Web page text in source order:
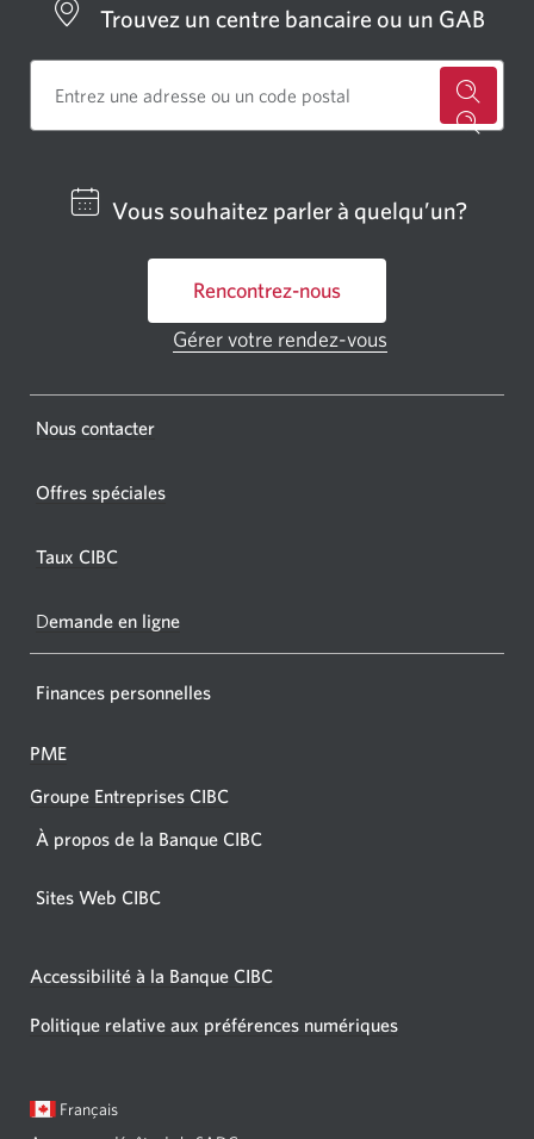
Trouvez un centre bancaire ou un GAB
centre
Une
Vous souhaitez parler à quelqu’un?
Rencontrez-nous
Une
fenêtre
Gérer votre rendez-vous
Nous contacter
Offres spéciales
Taux CIBC
Demande en ligne
Finances personnelles
PME
Groupe Entreprises CIBC
À propos de la Banque CIBC
Sites Web CIBC
Accessibilité à la Banque CIBC
Politique relative aux préférences numériques
Langue
Français